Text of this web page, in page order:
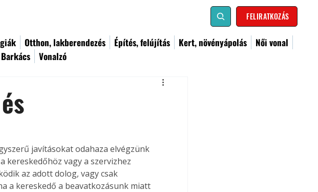
FELIRATKOZÁS
Otthon, lakberendezés Építés, felújítás Kert, növényápolás
Női vonal
Barkács Vonalzó
javításokat odahaza elvégzünk
kereskedőhöz vagy a szervizhez
az adott dolog, vagy csak
a kereskedő a beavatkozásunk miatt